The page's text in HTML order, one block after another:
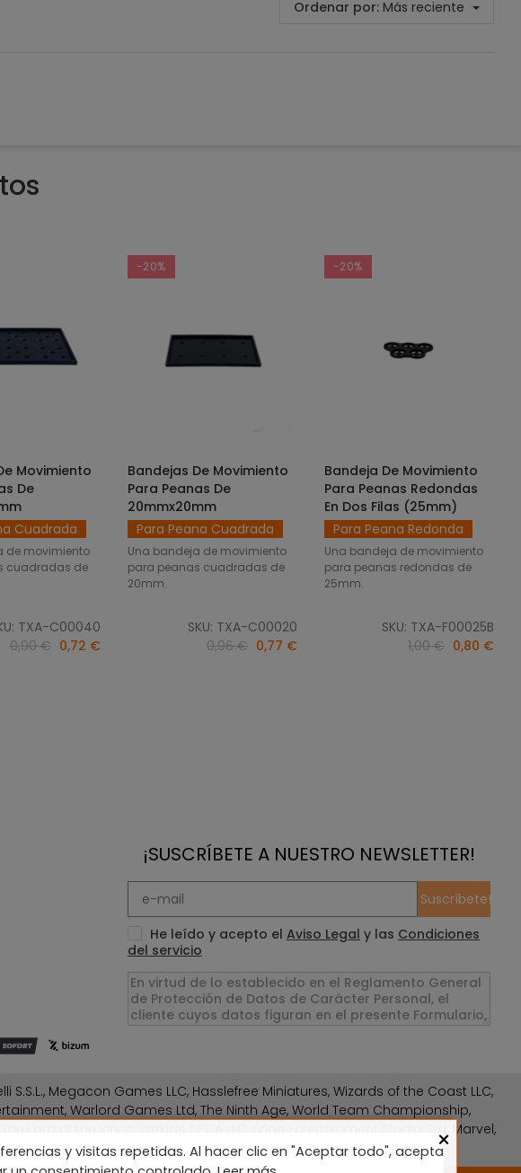
Ordenar por: Más reciente
OPCIONES
Movimiento
De
Cuadrada
de movimiento
cuadradas de
TXA-C00040
0,90 € 0,72 €
-20%
SELECCIONAR OPCIONES
Bandejas De Movimiento
Para Peanas De
20mmx20mm
Para Peana Cuadrada
Una bandeja de movimiento
para peanas cuadradas de
20mm.
SKU: TXA-C00020
0,96 € 0,77 €
-20%
AÑADIR AL CARRITO
Bandeja De Movimiento
Para Peanas Redondas
En Dos Filas (25mm)
Para Peana Redonda
Una bandeja de movimiento
para peanas redondas de
25mm.
SKU: TXA-F00025B
1,00 € 0,80 €
¡SUSCRÍBETE A NUESTRO NEWSLETTER!
Suscríbete!
He leído y acepto el Aviso Legal y las Condiciones
del servicio
Megacon Games LLC, Hasslefree Miniatures, Wizards of the Coast LLC,
Warlord Games Ltd, The Ninth Age, World Team Championship,
Lord of the Rings, Wizkids, NECA LLC, Edge Entertainment Studio SLU, Marvel,
Ltd.
×
y visitas repetidas. Al hacer clic en "Aceptar todo", acepta